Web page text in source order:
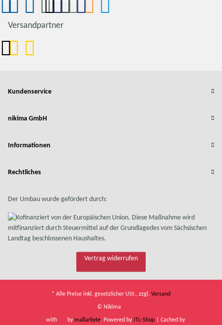
Versandpartner
Kundenservice
nikima GmbH
Informationen
Rechtliches
Der Umbau wurde gefördert durch:
Vertrag widerrufen
* Alle Preise inkl. gesetzlicher USt., zzgl. Versand
© Nikima
with bymaßarbyte, Powered byJTL-Shop | Cached by